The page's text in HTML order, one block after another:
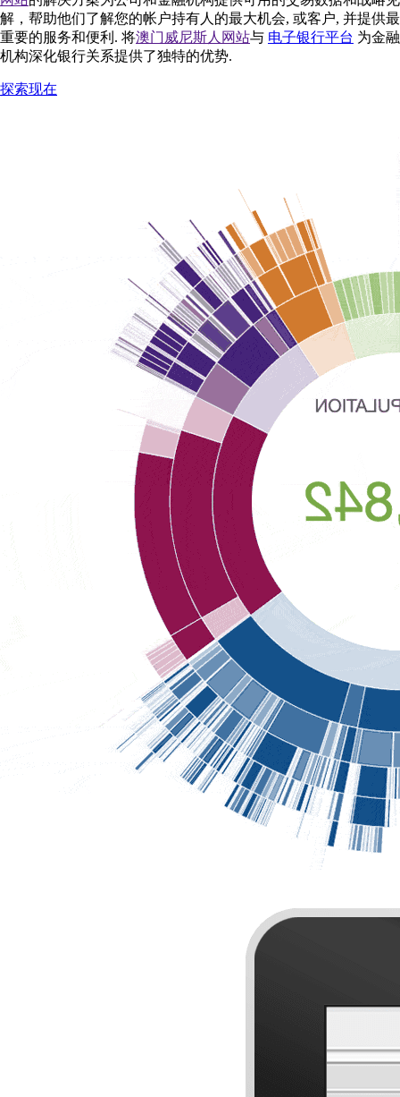
解，帮助他们了解您的帐户持有人的最大机会, 或客户, 并提供最
重要的服务和便利. 将澳门威尼斯人网站与 电子银行平台 为金融
机构深化银行关系提供了独特的优势.
探索现在